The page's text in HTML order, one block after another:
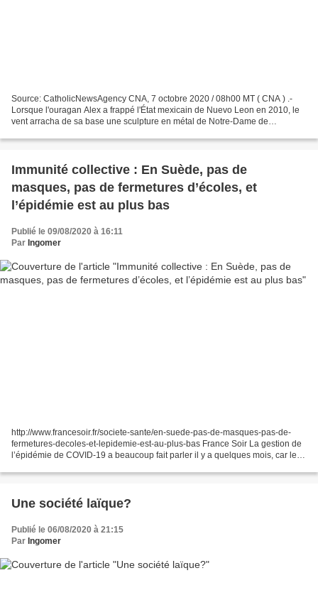
Source: CatholicNewsAgency CNA, 7 octobre 2020 / 08h00 MT ( CNA ) .-
Lorsque l'ouragan Alex a frappé l'État mexicain de Nuevo Leon en 2010, le
vent arracha de sa base une sculpture en métal de Notre-Dame de
Immunité collective : En Suède, pas de
masques, pas de fermetures d’écoles, et
l’épidémie est au plus bas
Publié le 09/08/2020 à 16:11
Par Ingomer
http://www.francesoir.fr/societe-sante/en-suede-pas-de-masques-pas-de-
fermetures-decoles-et-lepidemie-est-au-plus-bas France Soir La gestion de
l’épidémie de COVID-19 a beaucoup fait parler il y a quelques mois, car le
Une société laïque?
Publié le 06/08/2020 à 21:15
Par Ingomer